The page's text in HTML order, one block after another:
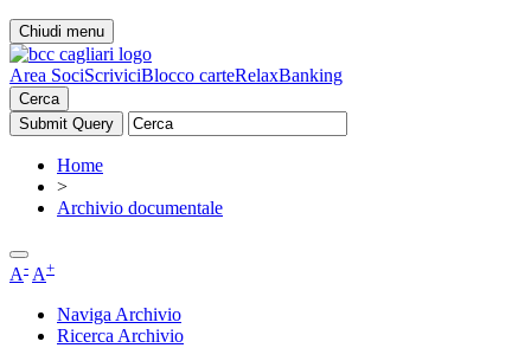
Chiudi menu
Area SociScriviciBlocco carteRelaxBanking
Cerca
Home
>
Archivio documentale
A- A+
Naviga Archivio
Ricerca Archivio